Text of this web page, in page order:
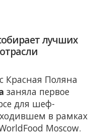
лучших
Красная Поляна
заняла первое
для шеф-
в рамках
Moscow.